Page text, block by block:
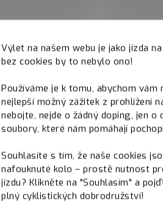
Výlet na našem webu je jako jízda
bez cookies by to nebylo ono!
Používáme je k tomu, abychom vám
nejlepší možný zážitek z prohlížení
nebojte, nejde o žádný doping, jen o
soubory, které nám pomáhají
Souhlasíte s tím, že naše cookies
nafouknuté kolo – prostě nutnost
jízdu? Klikněte na "Souhlasím" a
plný cyklistických dobrodružství!